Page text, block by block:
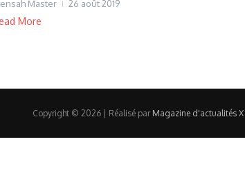
Master 26 août 2019
More
Copyright © 2026 | Réalisé par Magazine d'actualités X